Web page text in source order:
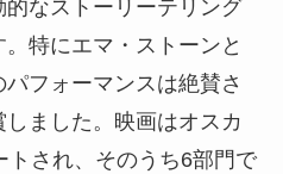
なストーリーテリング
特にエマ・ストーンと
フォーマンスは絶賛さ
ました。映画はオスカ
トされ、そのうち6部門で